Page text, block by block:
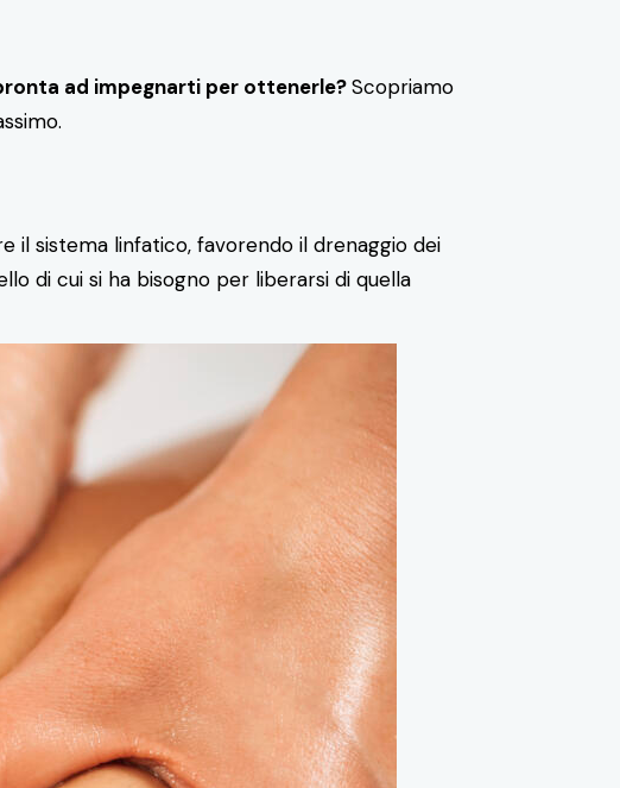
ad impegnarti per ottenerle?Scopriamo
il sistema linfatico, favorendo il drenaggio dei
di cui si ha bisogno per liberarsi di quella